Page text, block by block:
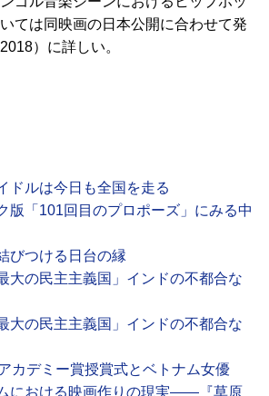
ては同映画の日本公開に合わせて発
）に詳しい。
ルは今日も全国を走る
「101回目のプロポーズ」にみる中
つける日台の縁
の民主主義国」インドの不都合な
の民主主義国」インドの不都合な
デミー賞授賞式とベトナム女優
における映画作りの現実――『草原